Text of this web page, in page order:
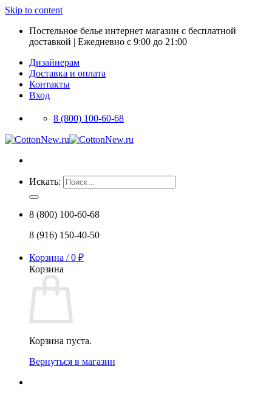
Skip to content
Постельное белье интернет магазин с бесплатной
доставкой | Ежедневно с 9:00 до 21:00
Дизайнерам
Доставка и оплата
Контакты
Вход
8 (800) 100-60-68
Искать:
8 (800) 100-60-68
8 (916) 150-40-50
Корзина /0 ₽
Корзина
Корзина пуста.
Вернуться в магазин